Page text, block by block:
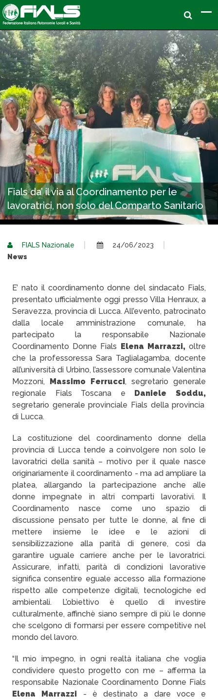
Fials da’ il via al Coordinamento per le
lavoratrici, non solo del Comparto Sanitario
FIALS Nazionale
24/06/2023
News
E’ nato il coordinamento donne del sindacato Fials,
presentato ufficialmente oggi presso Villa Henraux, a
Seravezza, provincia di Lucca. All’evento, patrocinato
dalla locale amministrazione comunale, ha
partecipato la responsabile Nazionale
Coordinamento Donne Fials Elena Marrazzi,oltre
che la professoressa Sara Taglialagamba, docente
all’università di Urbino, l’assessore comunale Valentina
Mozzoni, Massimo Ferrucci, segretario generale
regionale Fials Toscana e Daniele Soddu,
segretario generale provinciale Fials della provincia
di Lucca.
La costituzione del coordinamento donne della
provincia di Lucca tende a coinvolgere non solo le
lavoratrici della sanità – motivo per il quale nasce
originariamente il coordinamento - ma ad ampliare la
platea, allargando la partecipazione anche alle
donne impegnate in altri comparti lavorativi. Il
Coordinamento nasce come uno spazio di
discussione pensato per tutte le donne, al fine di
mettere insieme le idee e le azioni di
sensibilizzazione alla parità di genere, così da
garantire uguale carriere anche per le lavoratrici.
Assicurare, infatti, parità di condizioni lavorative
significa consentire eguale accesso alla formazione
rispetto alle competenze digitali, tecnologiche ed
ambientali. L’obiettivo è quello di investire
culturalmente, affinchè siano sempre di più le donne
che scelgono di formarsi per essere competitive nel
mondo del lavoro.
“Il mio impegno, in ogni realtà italiana che voglia
condividere questo progetto con me – afferma la
responsabile Nazionale Coordinamento Donne Fials
Elena Marrazzi - è destinato a dare voce e